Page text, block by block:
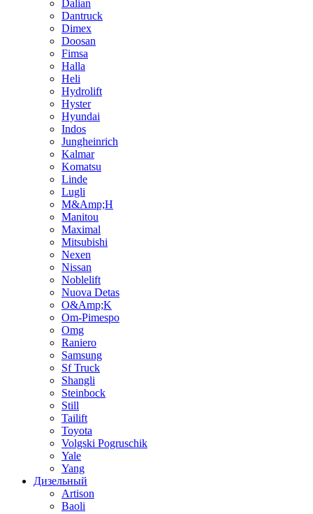
Dalian
Dantruck
Dimex
Doosan
Fimsa
Halla
Heli
Hydrolift
Hyster
Hyundai
Indos
Jungheinrich
Kalmar
Komatsu
Linde
Lugli
M&Amp;H
Manitou
Maximal
Mitsubishi
Nexen
Nissan
Noblelift
Nuova Detas
O&Amp;K
Om-Pimespo
Omg
Raniero
Samsung
Sf Truck
Shangli
Steinbock
Still
Tailift
Toyota
Volgski Pogruschik
Yale
Yang
Дизельный
Artison
Baoli